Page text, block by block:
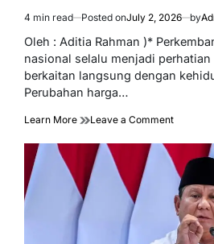
Estimated
read
4 min read Posted onJuly 2, 2026 by
Oleh : Aditia Rahman )*
nasional selalu menjadi
berkaitan langsung dengan
Perubahan harga…
Learn More Leave a Commenton
Sikapi
Isu
Ekonomi
Secara
Objektif